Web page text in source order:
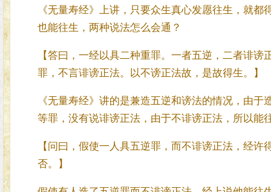
《无量寿经》上讲，只要众生真心发愿往生，就
也能往生，两种说法怎么会通？
【答曰，一经以具二种重罪。一者五逆，二者诽
罪，不言诽谤正法。以不谤正法故，是故得生。】
《无量寿经》讲的是兼造五逆和谤法的情况，由
等罪，没有说诽谤正法，由于不诽谤正法，所以能
【问曰，假使一人具五逆罪，而不诽谤正法，经
否。】